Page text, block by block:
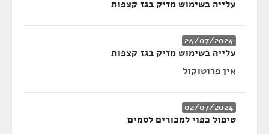
עלייה בשימוש מזיק בגז קצפות
24/07/2024
עלייה בשימוש מזיק בגז קצפות
אין פרוטוקול
02/07/2024
טיפול כפוי למכורים לסמים